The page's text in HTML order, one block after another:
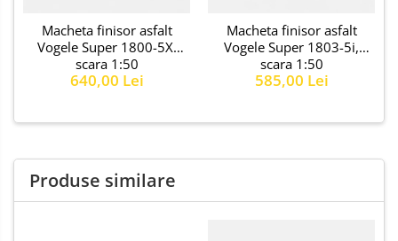
Macheta finisor asfalt
Vogele Super 1800-5X,
scara 1:50
640,00 Lei
Macheta finisor asfalt
Vogele Super 1803-5i,
scara 1:50
585,00 Lei
Produse similare